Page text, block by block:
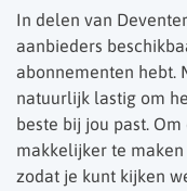
In delen van
aanbieders
abonnementen hebt.
natuurlijk lastig om
beste bij jou past.
makkelijker te
zodat je kunt kijken